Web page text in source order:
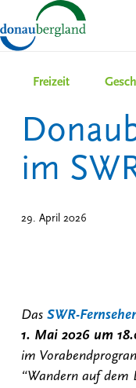
to
main
Freizeit
im
29. April 2026
Das SWR-
1. Mai 2026 um
im
“Wandern auf dem